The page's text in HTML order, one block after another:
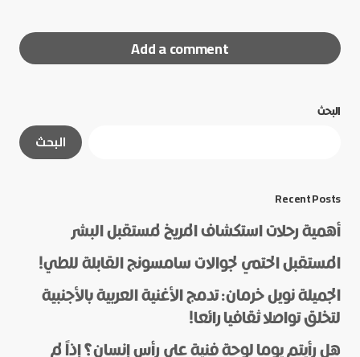
Add a comment
الحقول الإلزامية
البحث
البحث
Recent Posts
أهمية رحلات استكشاف المريخ لمستقبل البشر
المستقبل الحتمي لجوالات سامسونج القابلة للطي!
الجميلة نويل خرمان: تدمج الأغنية العربية بالأجنبية
لتخلق تواصلا ثقافيا رائعا!
هل رأيتم يوما لوحة فنية على رأس إنسان؟ إذاً لم